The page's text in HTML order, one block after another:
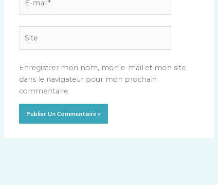
mail*
Enregistrer mon nom, mon e-mail et mon site
dans le navigateur pour mon prochain
commentaire.